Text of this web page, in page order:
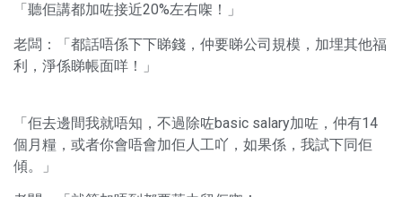
「聽佢講都加咗接近20%左右㗎！」
老闆：「都話唔係下下睇錢，仲要睇公司規模，加埋其他福
利，淨係睇帳面咩！」
「佢去邊間我就唔知，不過除咗basic salary加咗，仲有14
個月糧，或者你會唔會加佢人工吖，如果係，我試下同佢
傾。」